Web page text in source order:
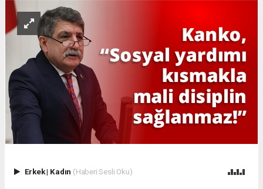
Erkek| Kadın (Haberi Sesli Oku)